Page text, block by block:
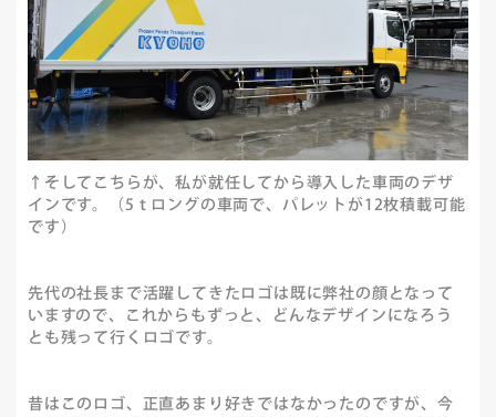
↑そしてこちらが、私が就任してから導入した車両のデザ
インです。（5ｔロングの車両で、パレットが12枚積載可能
です）
先代の社長まで活躍してきたロゴは既に弊社の顔となって
いますので、これからもずっと、どんなデザインになろう
とも残って行くロゴです。
昔はこのロゴ、正直あまり好きではなかったのですが、今